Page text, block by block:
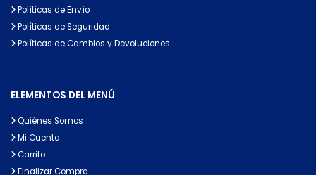
Políticas de Envío
Políticas de Seguridad
Políticas de Cambios y Devoluciones
ELEMENTOS DEL MENÚ
Quiénes Somos
Mi Cuenta
Carrito
Finalizar Compra